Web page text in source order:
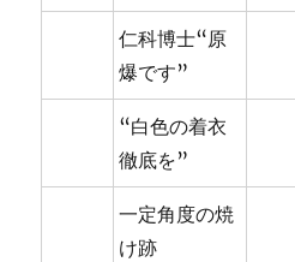
仁科博士“原
爆です”
“白色の着衣
徹底を”
一定角度の焼
け跡